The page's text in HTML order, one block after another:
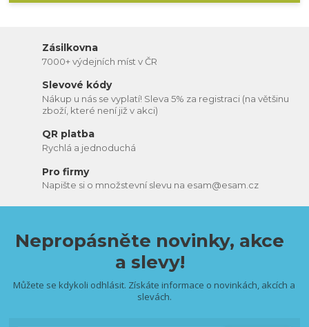
Zásilkovna
7000+ výdejních míst v ČR
Slevové kódy
Nákup u nás se vyplatí! Sleva 5% za registraci (na většinu
zboží, které není již v akci)
QR platba
Rychlá a jednoduchá
Pro firmy
Napište si o množstevní slevu na esam@esam.cz
Nepropásněte novinky, akce
a slevy!
Můžete se kdykoli odhlásit. Získáte informace o novinkách, akcích a
slevách.